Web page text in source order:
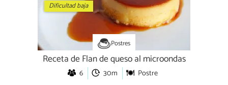
Dificultad baja
Postres
Receta de Flan de queso al microondas
6 30m Postre